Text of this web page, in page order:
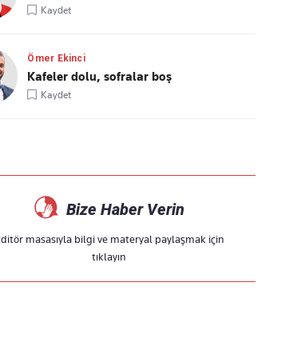
Kaydet
Ömer Ekinci
Kafeler dolu, sofralar boş
Kaydet
Bize Haber Verin
masasıyla bilgi ve materyal paylaşmak için
tıklayın